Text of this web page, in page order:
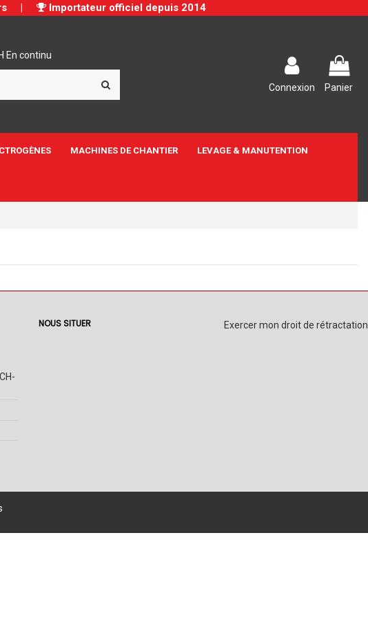
| Importateur officiel depuis 2014
En continu
Connexion Panier
MACHINES DE CHANTIER LEVAGE & MANUTENTION
NOUS SITUER Exercer mon droit de rétractation